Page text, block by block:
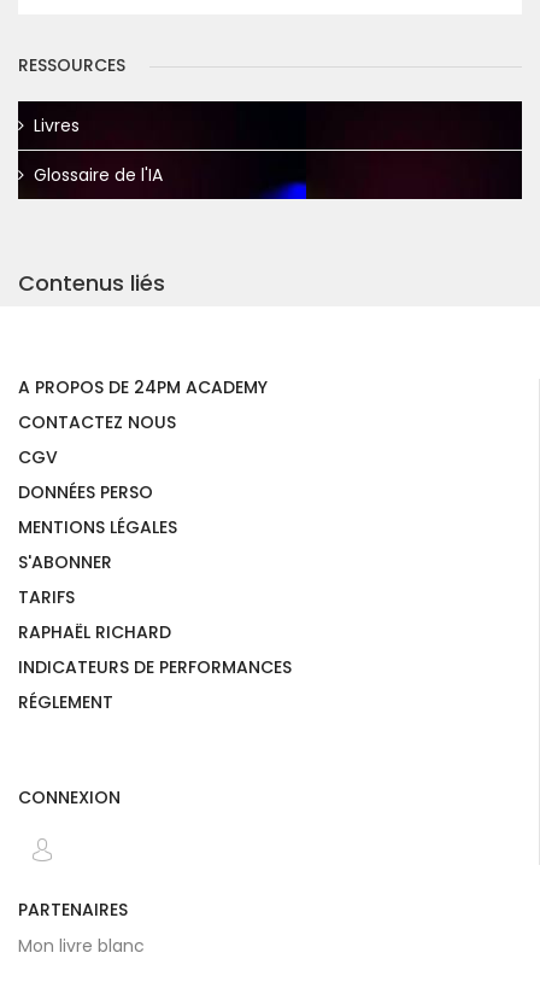
RESSOURCES
Livres
Glossaire de l'IA
Contenus liés
A PROPOS DE 24PM ACADEMY
CONTACTEZ NOUS
CGV
DONNÉES PERSO
MENTIONS LÉGALES
S'ABONNER
TARIFS
RAPHAËL RICHARD
INDICATEURS DE PERFORMANCES
RÉGLEMENT
CONNEXION
PARTENAIRES
Mon livre blanc